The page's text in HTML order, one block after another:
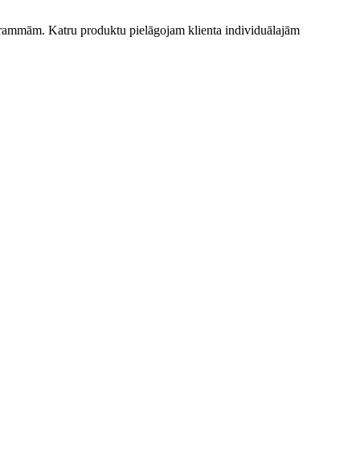
Katru produktu pielāgojam klienta individuālajām